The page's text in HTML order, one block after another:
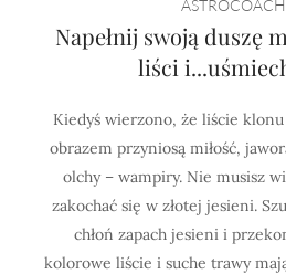
Napełnij swoją duszę
liści
Kiedyś wierzono, że liście
obrazem przyniosą miłość,
olchy – wampiry. Nie musisz
zakochać się w złotej jesieni.
chłoń zapach jesieni i
kolorowe liście i suche trawy